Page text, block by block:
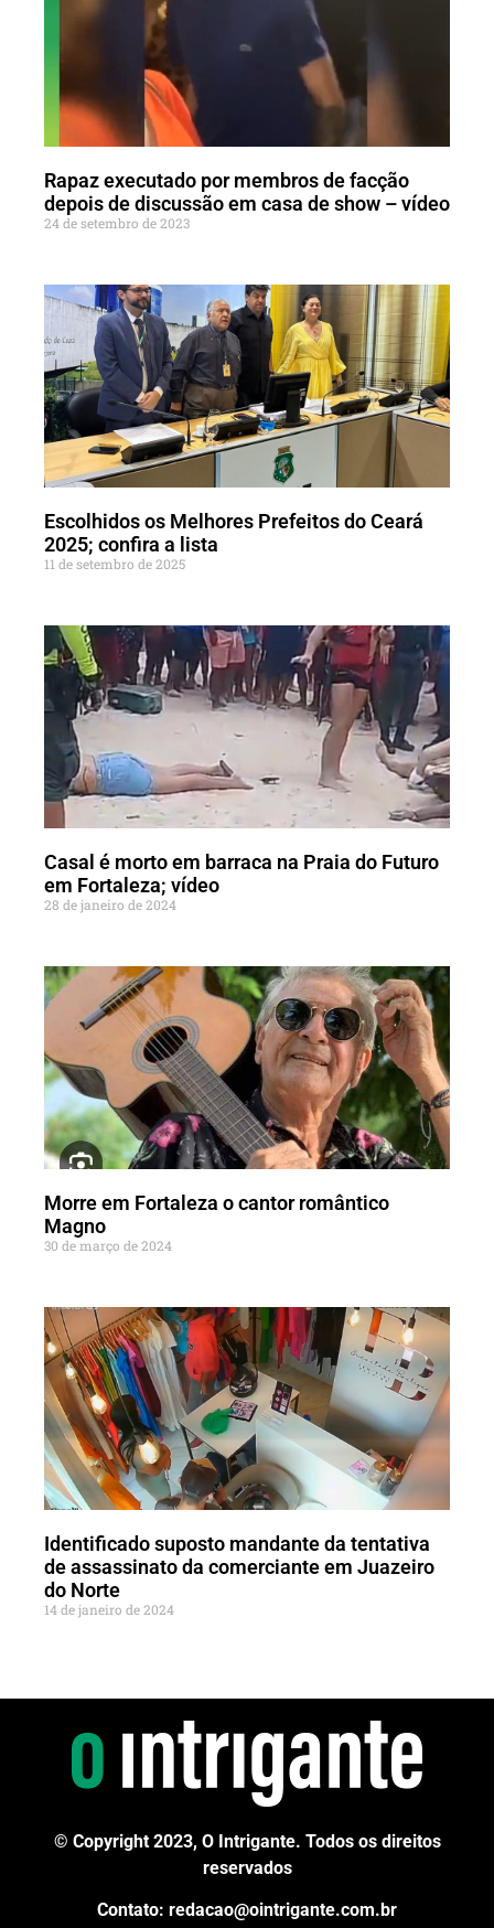
Rapaz executado por membros de facção
depois de discussão em casa de show – vídeo
24 de setembro de 2023
Escolhidos os Melhores Prefeitos do Ceará
2025; confira a lista
11 de setembro de 2025
Casal é morto em barraca na Praia do Futuro
em Fortaleza; vídeo
28 de janeiro de 2024
Morre em Fortaleza o cantor romântico
Magno
30 de março de 2024
Identificado suposto mandante da tentativa
de assassinato da comerciante em Juazeiro
do Norte
14 de janeiro de 2024
© Copyright 2023, O Intrigante. Todos os direitos
reservados
Contato: redacao@ointrigante.com.br